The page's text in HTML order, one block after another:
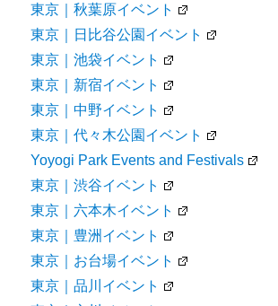
東京｜秋葉原イベント
東京｜日比谷公園イベント
東京｜池袋イベント
東京｜新宿イベント
東京｜中野イベント
東京｜代々木公園イベント
Yoyogi Park Events and Festivals
東京｜渋谷イベント
東京｜六本木イベント
東京｜豊洲イベント
東京｜お台場イベント
東京｜品川イベント